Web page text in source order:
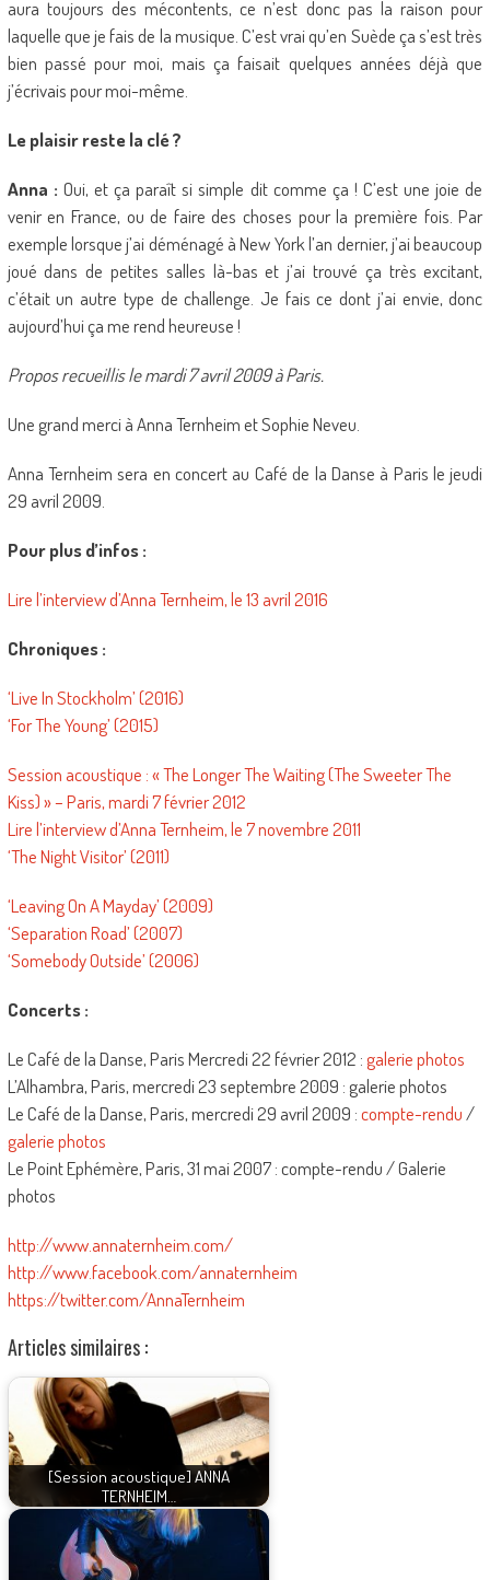
aura toujours des mécontents, ce n’est donc pas la raison pour
laquelle que je fais de la musique. C’est vrai qu’en Suède ça s’est très
bien passé pour moi, mais ça faisait quelques années déjà que
j’écrivais pour moi-même.
Le plaisir reste la clé ?
Anna : Oui, et ça paraît si simple dit comme ça ! C’est une joie de
venir en France, ou de faire des choses pour la première fois. Par
exemple lorsque j’ai déménagé à New York l’an dernier, j’ai beaucoup
joué dans de petites salles là-bas et j’ai trouvé ça très excitant,
c’était un autre type de challenge. Je fais ce dont j’ai envie, donc
aujourd’hui ça me rend heureuse !
Propos recueillis le mardi 7 avril 2009 à Paris.
Une grand merci à Anna Ternheim et Sophie Neveu.
Anna Ternheim sera en concert au Café de la Danse à Paris le jeudi
29 avril 2009.
Pour plus d’infos :
Lire l’interview d’Anna Ternheim, le 13 avril 2016
Chroniques :
‘Live In Stockholm’ (2016)
‘For The Young’ (2015)
Session acoustique : « The Longer The Waiting (The Sweeter The
Kiss) » – Paris, mardi 7 février 2012
Lire l’interview d’Anna Ternheim, le 7 novembre 2011
‘The Night Visitor’ (2011)
‘Leaving On A Mayday’ (2009)
‘Separation Road’ (2007)
‘Somebody Outside’ (2006)
Concerts :
Le Café de la Danse, Paris Mercredi 22 février 2012 :galerie photos
L’Alhambra, Paris, mercredi 23 septembre 2009 : galerie photos
Le Café de la Danse, Paris, mercredi 29 avril 2009 :compte-rendu/
galerie photos
Le Point Ephémère, Paris, 31 mai 2007 : compte-rendu / Galerie
photos
http://www.annaternheim.com/
http://www.facebook.com/annaternheim
https://twitter.com/AnnaTernheim
Articles similaires :
[Session acoustique] ANNA
TERNHEIM…